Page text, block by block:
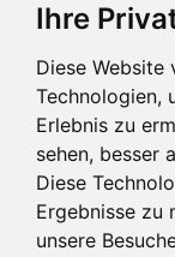
Ihre
Diese Website
Technologien,
Erlebnis zu
sehen, besser
Diese
Ergebnisse zu
unsere
BA 109
ZAUNFELDER
ALUMINIUM
alter Preis
699 €